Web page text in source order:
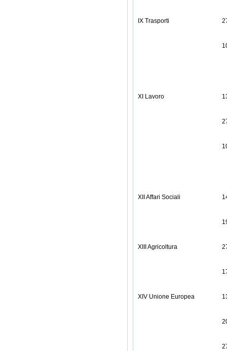
IX Trasporti
XI Lavoro
XII Affari Sociali
XIII Agricoltura
XIV Unione Europea